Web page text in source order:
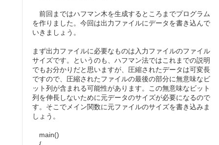
前回まではハフマン木を生成するところまでプログラム
を作りました。今回は出力ファイルにデータを書き込んで
いきましょう。
まず出力ファイルに必要なものは入力ファイルのファイル
サイズです。というのも、ハフマン法ではこれまでの説明
でもお分かりだと思いますが、圧縮されたデータは可変長
ですので、圧縮されたファイルの最後の部分に無意味なビ
ット列が含まれる可能性があります。この無意味なビット
列を伸長しないために元データのサイズが必要になるので
す。そこでメイン関数に元ファイルのサイズを書き込みま
しょう。
main()